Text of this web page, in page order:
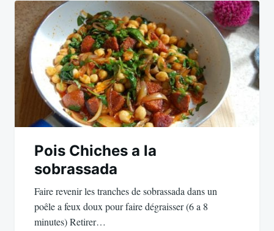
de
l’article
Pois Chiches a la
sobrassada
Faire revenir les tranches de sobrassada dans un
poêle a feux doux pour faire dégraisser (6 a 8
minutes) Retirer…